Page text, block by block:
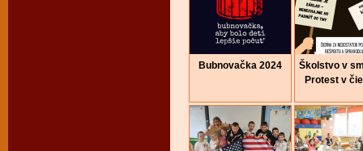
Bubnovačka 2024
Školstvo v
Protest v